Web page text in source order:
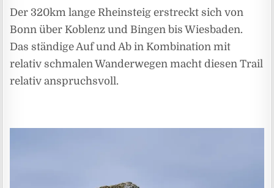
Der 320km lange Rheinsteig erstreckt sich von
Bonn über Koblenz und Bingen bis Wiesbaden.
Das ständige Auf und Ab in Kombination mit
relativ schmalen Wanderwegen macht diesen Trail
relativ anspruchsvoll.